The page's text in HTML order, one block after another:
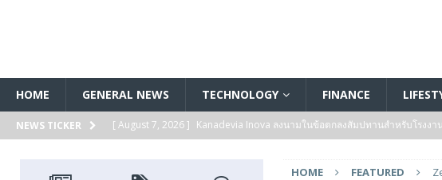
HOME GENERAL NEWS TECHNOLOGY FINANCE
NEWS TICKER [ August 7, 2026 ] Kanadevia Inova ลงนามในข้อตกลงสัมปทานสำหรับโรงง
HOME FEATURED